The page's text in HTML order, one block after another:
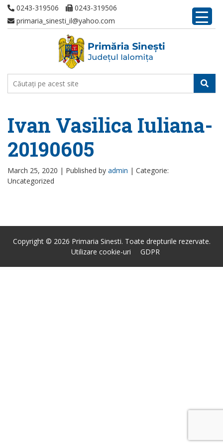
0243-319506
0243-319506
primaria_sinesti_il@yahoo.com
Ivan Vasilica Iuliana-
20190605
March 25, 2020 | Published by admin | Categorie:
Uncategorized
Copyright © 2026 Primaria Sinesti. Toate drepturile rezervate.
Utilizare cookie-uri
GDPR